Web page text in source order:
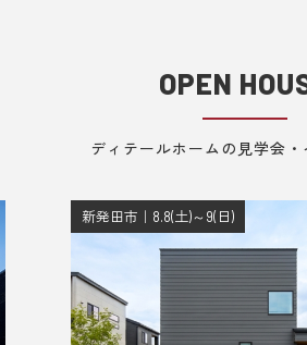
OPEN
ディテールホームの見学会・
新発田市｜8.8(土)～9(日)